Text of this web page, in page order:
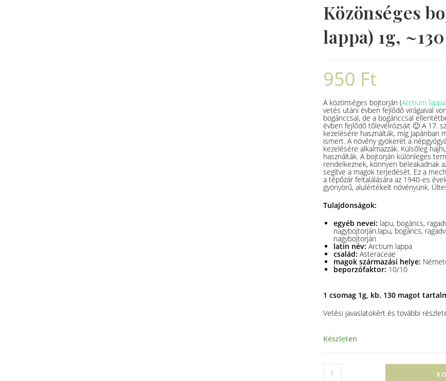
Közönséges
lappa) 1g,
950 Ft
A közönséges bojtorján (Arctium lappa
vetés utáni évben fejlődő virágaival
bogánccsal, de a bogánccsal
évben fejlődő tőlevélrózsáit 🙂 A 17.
kezelésére használták, míg Japánban
ismert. A növény gyökerét a
kezelésére alkalmazzák. Külsőleg
használták. A bojtorján különleges
rendelkeznek, könnyen beleakadnak
segítve a magok terjedését. Ez a
a tépőzár feltalálására az 1940-es
gyönyörű, alulértékelt növényünk.
Tulajdonságok:
egyéb nevei: lapu, bogáncs,
nagybojtorján.lapu, bogáncs,
nagybojtorján
latin név:Arctium lappa
család: Asteraceae
magok származási helye:
beporzófaktor: 10/10
1 csomag 1g, kb. 130 magot
Vetési javaslatokért és további
Készleten